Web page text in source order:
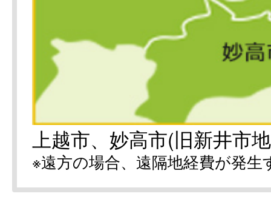
上越市、妙高市(旧新井市
※遠方の場合、遠隔地経費が発